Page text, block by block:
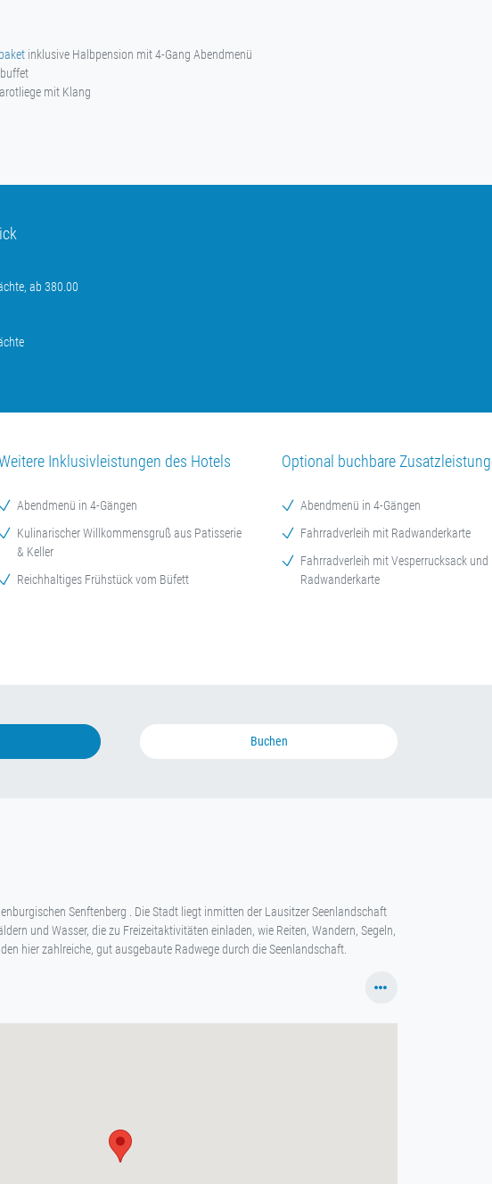
inklusive Halbpension mit 4-Gang Abendmenü
mit Klang
ab 380.00
Inklusivleistungen des Hotels
Abendmenü in 4-Gängen
Kulinarischer Willkommensgruß aus Patisserie
& Keller
Reichhaltiges Frühstück vom Büfett
Optional buchbare
Abendmenü in 4-Gängen
Fahrradverleih mit Radwanderkarte
Fahrradverleih mit Vesperrucksack und
Radwanderkarte
Buchen
Senftenberg . Die Stadt liegt inmitten der Lausitzer Seenlandschaft
und Wasser, die zu Freizeitaktivitäten einladen, wie Reiten, Wandern, Segeln,
hier zahlreiche, gut ausgebaute Radwege durch die Seenlandschaft.